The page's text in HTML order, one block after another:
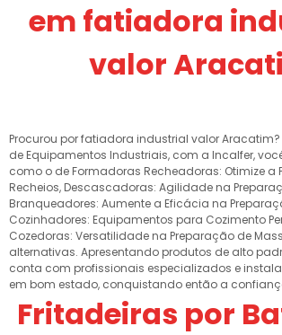
em fatiadora
valor
Procurou por fatiadora industrial valor
de Equipamentos Industriais, com a Incalfer,
como o de Formadoras Recheadoras: Otimize a
Recheios, Descascadoras: Agilidade na
Branqueadores: Aumente a Eficácia na
Cozinhadores: Equipamentos para Cozimento
Cozedoras: Versatilidade na Preparação de
alternativas. Apresentando produtos de alto
conta com profissionais especializados e
em bom estado, conquistando então a
Fritadeiras por